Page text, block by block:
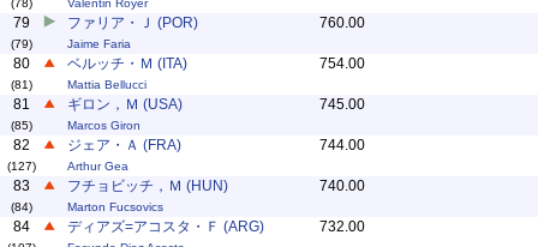
(78) Valentin Royer
79
(79)
ファリア・Ｊ (POR)
Jaime Faria
760.00
80
(81)
ベルッチ・Ｍ (ITA)
Mattia Bellucci
754.00
81
(85)
ギロン，Ｍ (USA)
Marcos Giron
745.00
82
(127)
ジェア・Ａ (FRA)
Arthur Gea
744.00
83
(84)
フチョビッチ，Ｍ (HUN)
Marton Fucsovics
740.00
84 ディアズ=アコスタ・Ｆ (ARG) 732.00